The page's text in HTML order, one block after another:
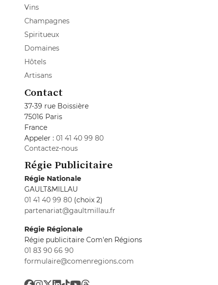
Vins
Champagnes
Spiritueux
Domaines
Hôtels
Artisans
Contact
37-39 rue Boissière
75016 Paris
France
Appeler : 01 41 40 99 80
Contactez-nous
Régie Publicitaire
Régie Nationale
GAULT&MILLAU
01 41 40 99 80 (choix 2)
partenariat@gaultmillau.fr
Régie Régionale
Régie publicitaire Com'en Régions
01 83 90 66 90
formulaire@comenregions.com